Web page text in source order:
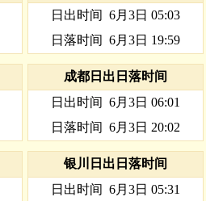
日出时间 6月3日 05:03
日落时间 6月3日 19:59
成都日出日落时间
日出时间 6月3日 06:01
日落时间 6月3日 20:02
银川日出日落时间
日出时间 6月3日 05:31